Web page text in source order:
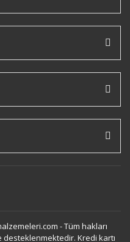
- Tüm hakları
desteklenmektedir. Kredi kartı